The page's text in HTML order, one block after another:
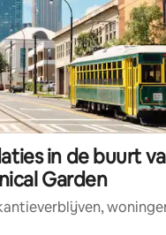
in de buurt
Garden